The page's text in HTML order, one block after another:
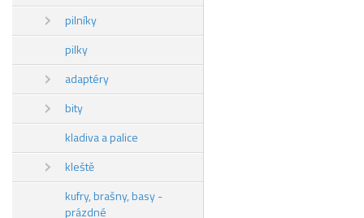
pilníky
pilky
adaptéry
bity
kladiva a palice
kleště
kufry, brašny, basy -
prázdné